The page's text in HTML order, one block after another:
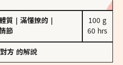
質 滿懂撩的
節
100 g
60 hrs
對方 的解說